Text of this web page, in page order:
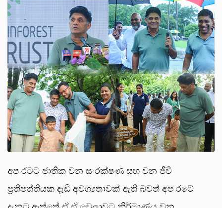
අප රටට ජාතික වන සංරක්ෂණ සහ වන ජීවි
ප්‍රතිපත්තියක දැඩි අවශ්‍යතාවක් ඇති බවත් අප රටේ